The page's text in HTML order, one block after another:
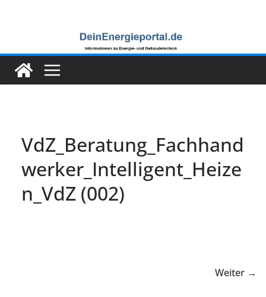
VdZ_Beratung_Fachhand
werker_Intelligent_Heize
n_VdZ (002)
Weiter →